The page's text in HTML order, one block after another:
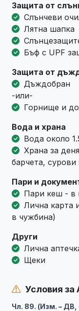
Защита от
Слънчеви
Лятна шапка
Бъф с UPF
Защита от
Дъждобран
-или-
Горнище и
Вода и храна
Вода около
Храна за
барчета,
Пари и
Пари кеш - в
Лична карта
в чужбина)
Други
Лична
Щеки
Условия за
Чл. 89. (Изм. – ДВ,